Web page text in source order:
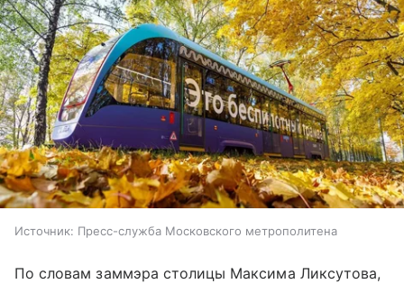
Источник: Пресс-служба Московского метрополитена
По словам заммэра столицы Максима Ликсутова,